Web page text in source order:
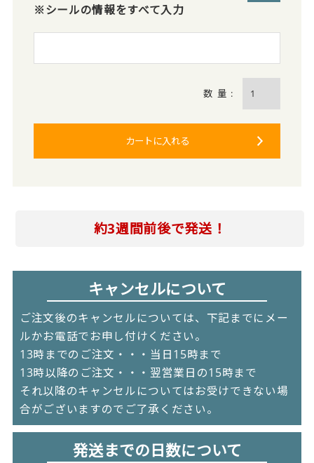
※シールの情報をすべて入力
カートに入れる
約3週間前後で発送！
キャンセルについて
ご注文後のキャンセルについては、下記までにメー
ルかお電話でお申し付けください。
13時までのご注文・・・当日15時まで
13時以降のご注文・・・翌営業日の15時まで
それ以降のキャンセルについてはお受けできない場
合がございますのでご了承ください。
発送までの日数について